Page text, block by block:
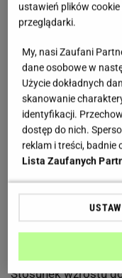
generalnej Pucharu
W 2015 roku
mam ani wielkiej
się na siłach" -
W kuluarach
daje swoim
nocy!
Wzrost: 186 cm,
Stosunek wzrostu
ustawień plików
przeglądarki.
My, nasi Zaufani
dane osobowe w
Użycie dokładnych
skanowanie
identyfikacji.
dostęp do nich.
reklam i treści, badnie
Lista Zaufanych